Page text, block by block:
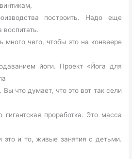
построить. Надо еще
воспитать.
чего, чтобы это на конвеере
йоги. Проект «Йога для
Вы что думает, что это вот так сели
гигантская проработка. Это масса
это и то, живые занятия с детьми.